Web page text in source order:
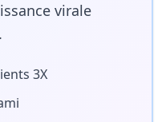
virale
3X